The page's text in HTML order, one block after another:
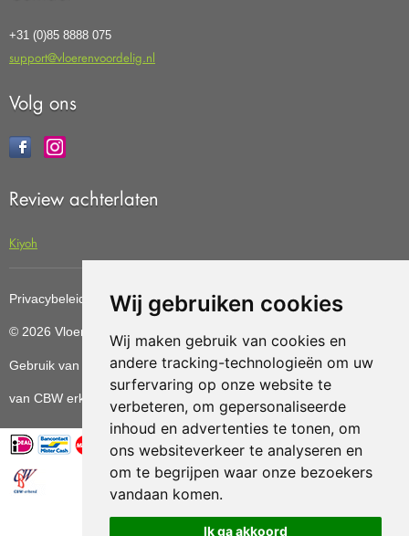
Wij gebruiken cookies
Wij maken gebruik van cookies en
andere tracking-technologieën om uw
surfervaring op onze website te
verbeteren, om gepersonaliseerde
inhoud en advertenties te tonen, om
ons websiteverkeer te analyseren en
om te begrijpen waar onze bezoekers
vandaan komen.
Ik ga akkoord
+31 (0)85 8888 075
support@vloerenvoordelig.nl
Volg ons
Review achterlaten
Kiyoh
Privacybeleid Cookiebeleid Update cookies preferences
© 2026 Vloerenvoordelig Deze website is ontwikkeld door AGN
Gebruik van deze site betekent dat u dealgemene voorwaarden
van CBW erkende woonwinkels accepteert.
Vloerenvoordelig.nl is een onderdeel van